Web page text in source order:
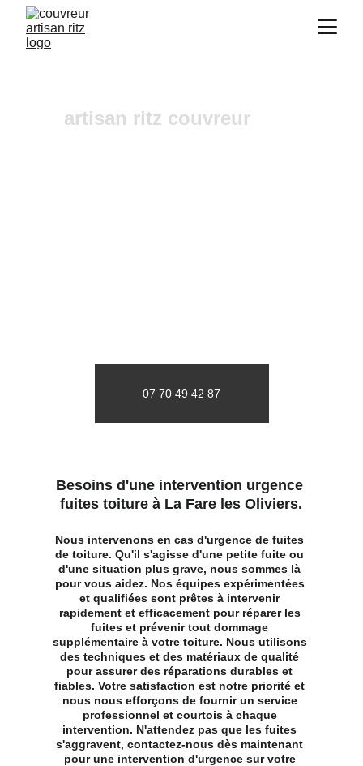
artisan ritz couvreur
07 70 49 42 87
Besoins d'une intervention urgence
fuites toiture à La Fare les Oliviers.
Nous intervenons en cas d'urgence de fuites
de toiture. Qu'il s'agisse d'une petite fuite ou
d'une situation plus grave, nous sommes là
pour vous aidez. Nos équipes expérimentées
et qualifiées sont prêtes à intervenir
rapidement et efficacement pour réparer les
fuites et prévenir tout dommage
supplémentaire à votre toiture. Nous utilisons
des techniques et des matériaux de qualité
pour assurer des réparations durables et
fiables. Votre satisfaction est notre priorité et
nous nous efforçons de fournir un service
professionnel et courtois à chaque
intervention. N'attendez pas que les fuites
s'aggravent, contactez-nous dès maintenant
pour une intervention d'urgence sur votre